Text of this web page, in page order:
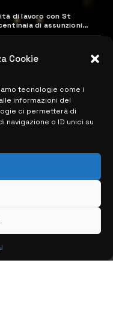
Cookie
tecnologie come i
informazioni del
ci permetterà di
o ID unici su
di lavoro con St
di assunzioni